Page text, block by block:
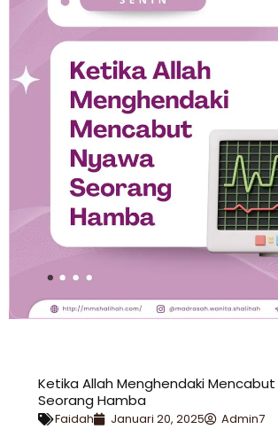
Ketika Allah Menghendaki Mencabut
Seorang Hamba
Faidah Januari 20, 2025
Admin7